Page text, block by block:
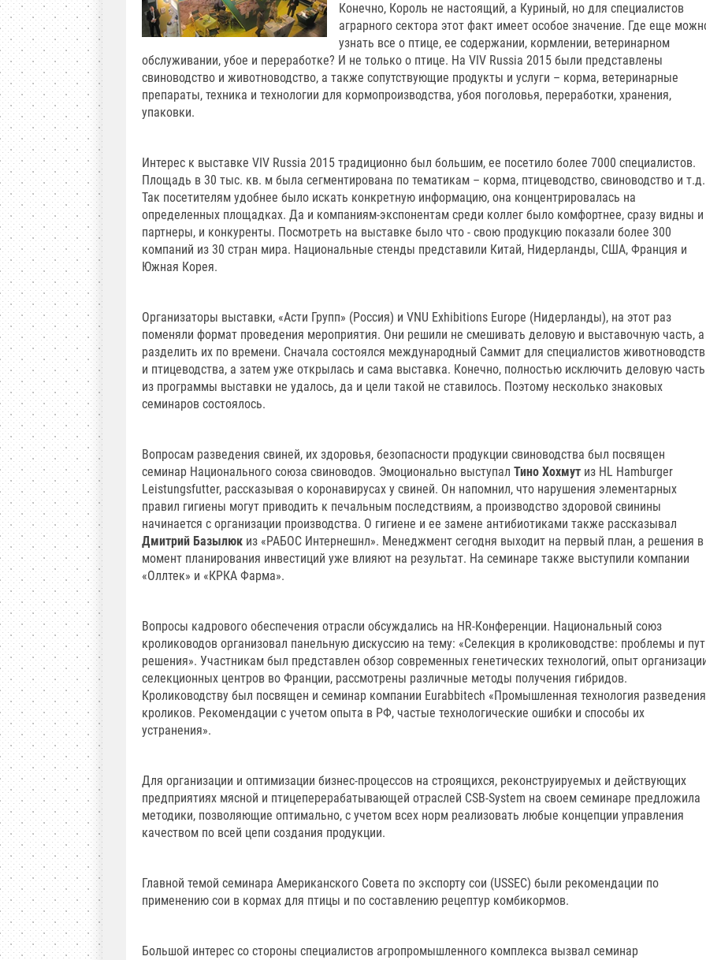
Конечно, Король не настоящий, а Куриный, но для специалистов
аграрного сектора этот факт имеет особое значение. Где еще
узнать все о птице, ее содержании, кормлении, ветеринарном
обслуживании, убое и переработке? И не только о птице. На VIV Russia 2015 были представлены
свиноводство и животноводство, а также сопутствующие продукты и услуги – корма, ветеринарные
препараты, техника и технологии для кормопроизводства, убоя поголовья, переработки, хранения,
упаковки.
Интерес к выставке VIV Russia 2015 традиционно был большим, ее посетило более 7000 специалистов.
Площадь в 30 тыс. кв. м была сегментирована по тематикам – корма, птицеводство, свиноводство и т.д.
Так посетителям удобнее было искать конкретную информацию, она концентрировалась на
определенных площадках. Да и компаниям-экспонентам среди коллег было комфортнее, сразу видны и
партнеры, и конкуренты. Посмотреть на выставке было что - свою продукцию показали более 300
компаний из 30 стран мира. Национальные стенды представили Китай, Нидерланды, США, Франция и
Южная Корея.
Организаторы выставки, «Асти Групп» (Россия) и VNU Exhibitions Europe (Нидерланды), на этот раз
поменяли формат проведения мероприятия. Они решили не смешивать деловую и выставочную часть, а
разделить их по времени. Сначала состоялся международный Саммит для специалистов
и птицеводства, а затем уже открылась и сама выставка. Конечно, полностью исключить деловую часть
из программы выставки не удалось, да и цели такой не ставилось. Поэтому несколько знаковых
семинаров состоялось.
Вопросам разведения свиней, их здоровья, безопасности продукции свиноводства был посвящен
семинар Национального союза свиноводов. Эмоционально выступал Тино Хохмут из HL Hamburger
Leistungsfutter, рассказывая о коронавирусах у свиней. Он напомнил, что нарушения элементарных
правил гигиены могут приводить к печальным последствиям, а производство здоровой свинины
начинается с организации производства. О гигиене и ее замене антибиотиками также рассказывал
Дмитрий Базылюк из «РАБОС Интернешнл». Менеджмент сегодня выходит на первый план, а решения в
момент планирования инвестиций уже влияют на результат. На семинаре также выступили компании
«Оллтек» и «КРКА Фарма».
Вопросы кадрового обеспечения отрасли обсуждались на HR-Конференции. Национальный союз
кролиководов организовал панельную дискуссию на тему: «Селекция в кролиководстве: проблемы и
решения». Участникам был представлен обзор современных генетических технологий, опыт
селекционных центров во Франции, рассмотрены различные методы получения гибридов.
Кролиководству был посвящен и семинар компании Eurabbitech «Промышленная технология разведения
кроликов. Рекомендации с учетом опыта в РФ, частые технологические ошибки и способы их
устранения».
Для организации и оптимизации бизнес-процессов на строящихся, реконструируемых и действующих
предприятиях мясной и птицеперерабатывающей отраслей CSB-System на своем семинаре предложила
методики, позволяющие оптимально, с учетом всех норм реализовать любые концепции управления
качеством по всей цепи создания продукции.
Главной темой семинара Американского Совета по экспорту сои (USSEC) были рекомендации по
применению сои в кормах для птицы и по составлению рецептур комбикормов.
Большой интерес со стороны специалистов агропромышленного комплекса вызвал семинар